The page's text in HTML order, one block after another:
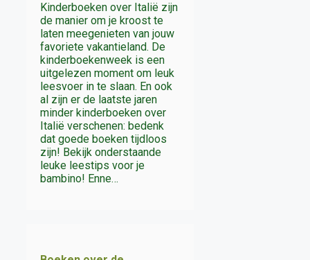
Kinderboeken over Italië zijn
de manier om je kroost te
laten meegenieten van jouw
favoriete vakantieland. De
kinderboekenweek is een
uitgelezen moment om leuk
leesvoer in te slaan. En ook
al zijn er de laatste jaren
minder kinderboeken over
Italië verschenen: bedenk
dat goede boeken tijdloos
zijn! Bekijk onderstaande
leuke leestips voor je
bambino! Enne…